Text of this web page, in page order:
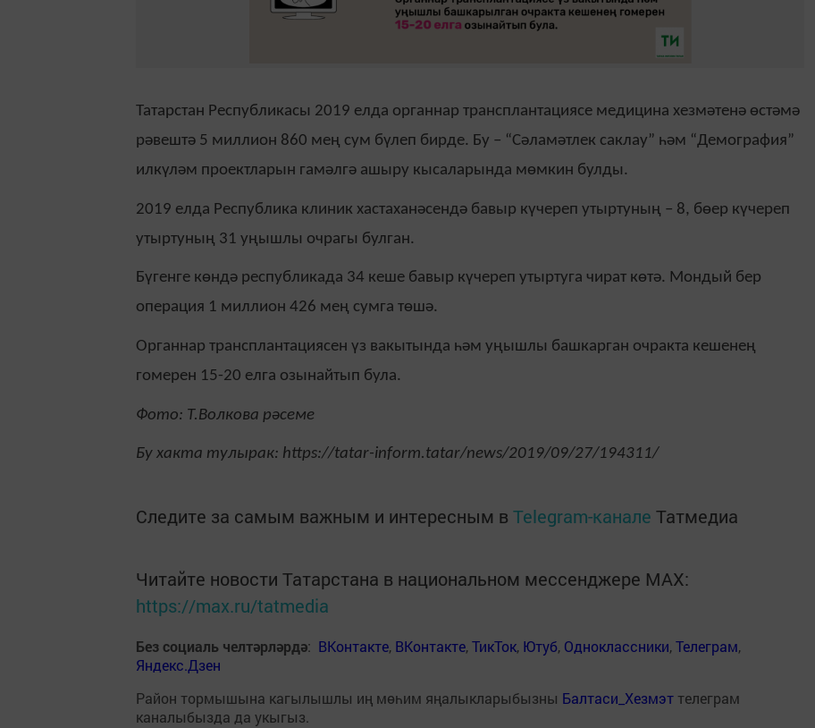
Татарстан Республикасы 2019 елда органнар трансплантациясе медицина хезмәтенә өстәмә
рәвештә 5 миллион 860 мең сум бүлеп бирде. Бу – “Сәламәтлек саклау” һәм “Демография”
илкүләм проектларын гамәлгә ашыру кысаларында мөмкин булды.
2019 елда Республика клиник хастаханәсендә бавыр күчереп утыртуның – 8, бөер күчереп
утыртуның 31 уңышлы очрагы булган.
Бүгенге көндә республикада 34 кеше бавыр күчереп утыртуга чират көтә. Мондый бер
операция 1 миллион 426 мең сумга төшә.
Органнар трансплантациясен үз вакытында һәм уңышлы башкарган очракта кешенең
гомерен 15-20 елга озынайтып була.
Фото: Т.Волкова рәсеме
Бу хакта тулырак: https://tatar-inform.tatar/news/2019/09/27/194311/
Следите за самым важным и интересным в Telegram-канале Татмедиа
Читайте новости Татарстана в национальном мессенджере MАХ:
https://max.ru/tatmedia
Без социаль челтәрләрдә: ВКонтакте, ВКонтакте,ТикТок, Ютуб, Одноклассники,Телеграм,
Яндекс.Дзен
Район тормышына кагылышлы иң мөһим яңалыкларыбызны Балтаси_Хезмэт телеграм
каналыбызда да укыгыз.